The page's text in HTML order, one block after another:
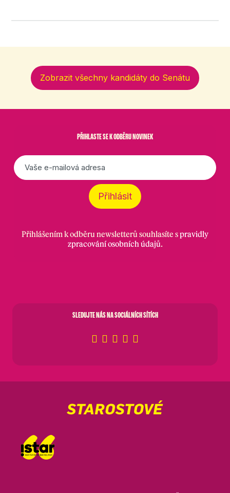
Zobrazit všechny kandidáty do Senátu
PŘIHLASTE SE K ODBĚRU NOVINEK
E-
mail
Přihlásit
Přihlášením k odběru newsletterů souhlasíte spravidly
zpracování osobních údajů.
SLEDUJTE NÁS NA SOCIÁLNÍCH SÍTÍCH